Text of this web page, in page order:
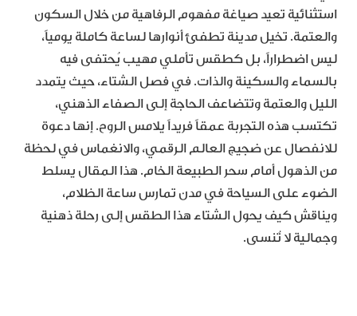
استثنائية تعيد صياغة مفهوم الرفاهية من خلال السكون
والعتمة. تخيل مدينة تطفئ أنوارها لساعة كاملة يومياً،
ليس اضطراراً، بل كطقس تأملي مهيب يُحتفى فيه
بالسماء والسكينة والذات. في فصل الشتاء، حيث يتمدد
الليل والعتمة وتتضاعف الحاجة إلى الصفاء الذهني،
تكتسب هذه التجربة عمقاً فريداً يلامس الروح. إنها دعوة
للانفصال عن ضجيج العالم الرقمي، والانغماس في لحظة
من الذهول أمام سحر الطبيعة الخام. هذا المقال يسلط
الضوء على السياحة في مدن تمارس ساعة الظلام،
ويناقش كيف يحول الشتاء هذا الطقس إلى رحلة ذهنية
وجمالية لا تُنسى.